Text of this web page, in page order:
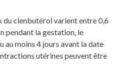
du clenbutérol varient entre 0,6
pendant la gestation, le
moins 4 jours avant la date
utérines peuvent être